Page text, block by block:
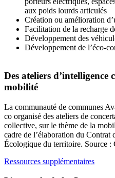
aux poids lourds articulés
Création ou amélioration
Facilitation de la recharge
Développement des
Développement de l’éco-
Des ateliers d’intelligence
mobilité
La communauté de communes
co organisé des ateliers de
collective, sur le thème de la
cadre de l’élaboration du Contrat
Écologique du territoire. Source :
Ressources supplémentaires